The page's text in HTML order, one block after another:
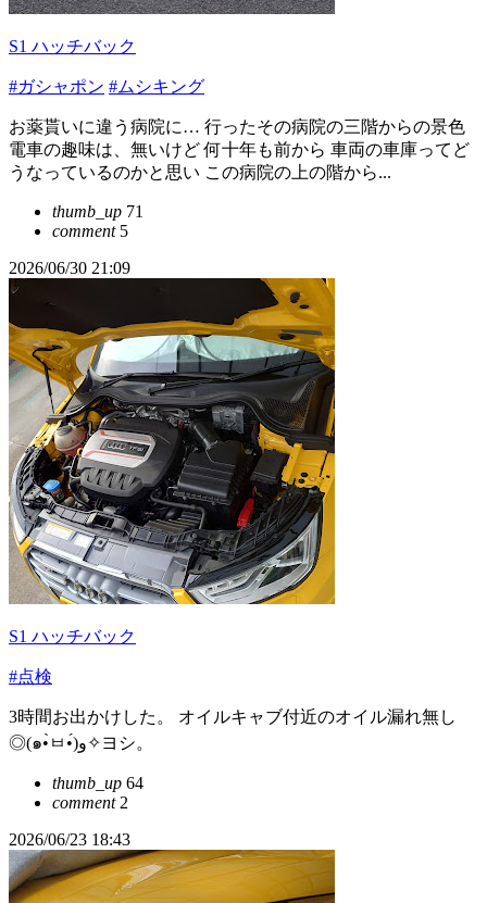
S1 ハッチバック
#ガシャポン #ムシキング
お薬貰いに違う病院に… 行ったその病院の三階からの景色
電車の趣味は、無いけど 何十年も前から 車両の車庫ってど
うなっているのかと思い この病院の上の階から...
thumb_up 71
comment5
2026/06/30 21:09
S1 ハッチバック
#点検
3時間お出かけした。 オイルキャブ付近のオイル漏れ無し
◎(๑•̀ㅂ•́)و✧ヨシ。
thumb_up 64
comment2
2026/06/23 18:43